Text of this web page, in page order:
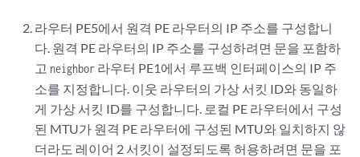
라우터 PE5에서 원격 PE 라우터의 IP 주소를 구성합니
다. 원격 PE 라우터의 IP 주소를 구성하려면 문을 포함하
고 neighbor 라우터 PE1에서 루프백 인터페이스의 IP 주
소를 지정합니다. 이웃 라우터의 가상 서킷 ID와 동일하
게 가상 서킷 ID를 구성합니다. 로컬 PE 라우터에서 구성
된 MTU가 원격 PE 라우터에 구성된 MTU와 일치하지 않
더라도 레이어 2 서킷이 설정되도록 허용하려면 문을 포